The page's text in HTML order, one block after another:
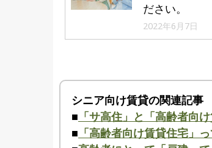
ださい。
2022年6月7日
シニア向け賃貸の関連記事
■ 「サ高住」と「高齢者向
■ 「高齢者向け賃貸住宅」